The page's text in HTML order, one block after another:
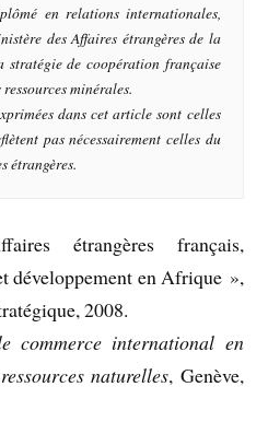
en relations internationales,
des Affaires étrangères de la
stratégie de coopération française
minérales.
dans cet article sont celles
pas nécessairement celles du
étrangères.
étrangères français,
développement en Afrique »,
2008.
commerce international en
naturelles, Genève,